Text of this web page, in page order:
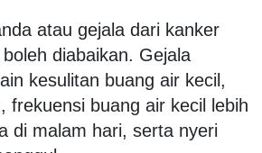
atau gejala dari kanker
diabaikan. Gejala
kesulitan buang air kecil,
frekuensi buang air kecil lebih
di malam hari, serta nyeri